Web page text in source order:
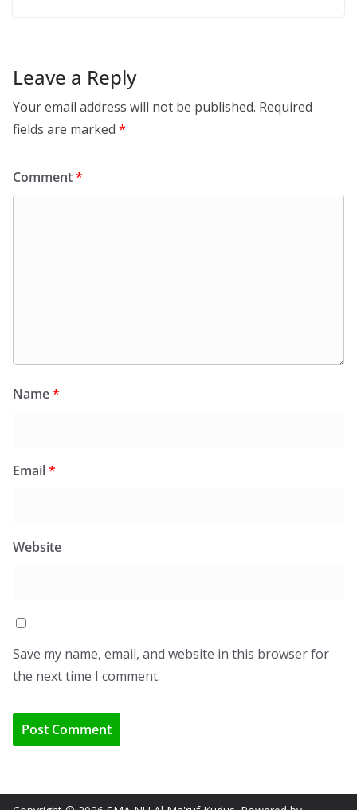
Leave a Reply
Your email address will not be published. Required
fields are marked *
Comment*
Name*
Email*
Website
Save my name, email, and website in this browser for
the next time I comment.